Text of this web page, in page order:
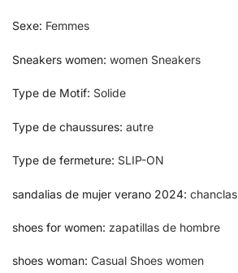
Sexe: Femmes
Sneakers women: women Sneakers
Type de Motif: Solide
Type de chaussures: autre
Type de fermeture: SLIP-ON
sandalias de mujer verano 2024: chanclas
shoes for women: zapatillas de hombre
shoes woman: Casual Shoes women